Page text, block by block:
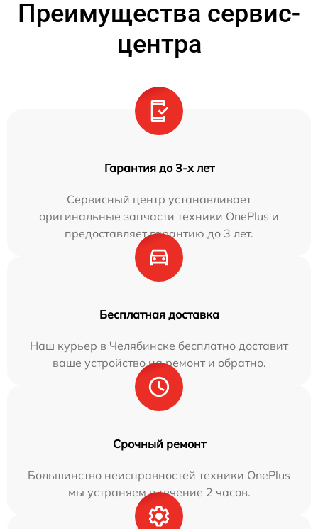
Преимущества сервис-
центра
Гарантия до 3-х лет
Сервисный центр устанавливает
оригинальные запчасти техники OnePlus и
предоставляет гарантию до 3 лет.
Бесплатная доставка
Наш курьер в Челябинске бесплатно доставит
ваше устройство на ремонт и обратно.
Срочный ремонт
Большинство неисправностей техники OnePlus
мы устраняем в течение 2 часов.